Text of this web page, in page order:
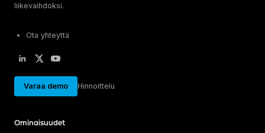
liikevaihdoksi.
Ota yhteyttä
Varaa demo Hinnoittelu
Ominaisuudet